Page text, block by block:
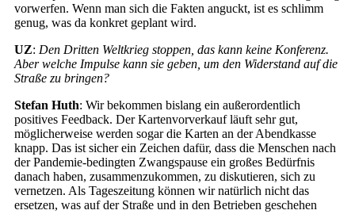
vorwerfen. Wenn man sich die Fakten anguckt, ist es schlimm
genug, was da konkret geplant wird.
UZ: Den Dritten Weltkrieg stoppen, das kann keine Konferenz.
Aber welche Impulse kann sie geben, um den Widerstand auf die
Straße zu bringen?
Stefan Huth: Wir bekommen bislang ein außerordentlich
positives Feedback. Der Kartenvorverkauf läuft sehr gut,
möglicherweise werden sogar die Karten an der Abendkasse
knapp. Das ist sicher ein Zeichen dafür, dass die Menschen nach
der Pandemie-bedingten Zwangspause ein großes Bedürfnis
danach haben, zusammenzukommen, zu diskutieren, sich zu
vernetzen. Als Tageszeitung können wir natürlich nicht das
ersetzen, was auf der Straße und in den Betrieben geschehen